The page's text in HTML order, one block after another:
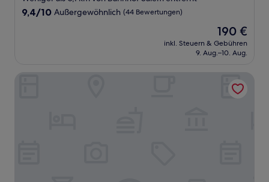
9.4
9,4/10 Außergewöhnlich (44 Bewertungen)
Der
Preis
beträgt
190 €
inkl. Steuern & Gebühren
9. Aug.–10. Aug.